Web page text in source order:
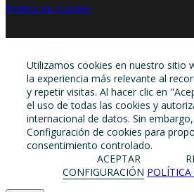
Política de cookies
Utilizamos cookies en nuestro sitio
la experiencia más relevante al
y repetir visitas. Al hacer clic en
el uso de todas las cookies y
internacional de datos. Sin
Configuración de cookies para
consentimiento controlado.
ACEPTAR
CONFIGURACIÓN POLÍTICA